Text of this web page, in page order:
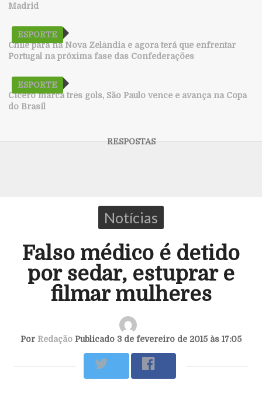
Madrid
ESPORTE
Chile para na Nova Zelândia e agora terá que enfrentar
Portugal na próxima fase das Confederações
ESPORTE
Cícero marca três gols, São Paulo vence e avança na Copa
do Brasil
Notícias
Falso médico é detido
por sedar, estuprar e
filmar mulheres
Por Redação Publicado 3 de fevereiro de 2015 às 17:05